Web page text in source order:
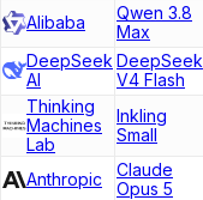
Alibaba
Qwen 3.8
Max
DeepSeek
AI
DeepSeek
V4 Flash
Thinking
Machines
Lab
Inkling
Small
Anthropic
Claude
Opus 5